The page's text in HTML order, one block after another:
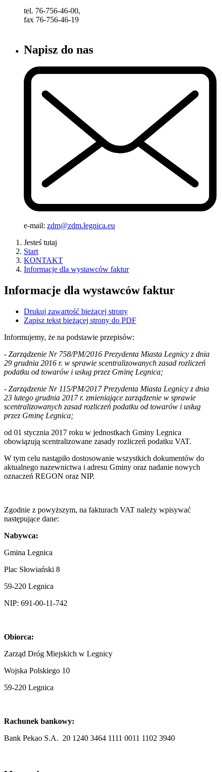
tel. 76-756-46-00,
fax 76-756-46-19
Napisz do nas
e-mail: zdm@zdm.legnica.eu
Jesteś tutaj
Start
KONTAKT
Informacje dla wystawców faktur
Informacje dla wystawców faktur
Drukuj zawartość bieżącej strony
Zapisz tekst bieżącej strony do PDF
Informujemy, że na podstawie przepisów:
- Zarządzenie Nr 758/PM/2016 Prezydenta Miasta Legnicy z dnia
29 grudnia 2016 r. w sprawie scentralizowanych zasad rozliczeń
podatku od towarów i usług przez Gminę Legnica;
- Zarządzenie Nr 115/PM/2017 Prezydenta Miasta Legnicy z dnia
23 lutego grudnia 2017 r. zmieniające zarządzenie w sprawie
scentralizowanych zasad rozliczeń podatku od towarów i usług
przez Gminę Legnica;
od 01 stycznia 2017 roku w jednostkach Gminy Legnica
obowiązują scentralizowane zasady rozliczeń podatku VAT.
W tym celu nastąpiło dostosowanie wszystkich dokumentów do
aktualnego nazewnictwa i adresu Gminy oraz nadanie nowych
oznaczeń REGON oraz NIP.
Zgodnie z powyższym, na fakturach VAT należy wpisywać
następujące dane:
Nabywca:
Gmina Legnica
Plac Słowiański 8
59-220 Legnica
NIP: 691-00-11-742
Obiorca:
Zarząd Dróg Miejskich w Legnicy
Wojska Polskiego 10
59-220 Legnica
Rachunek bankowy:
Bank Pekao S.A. 20 1240 3464 1111 0011 1102 3940